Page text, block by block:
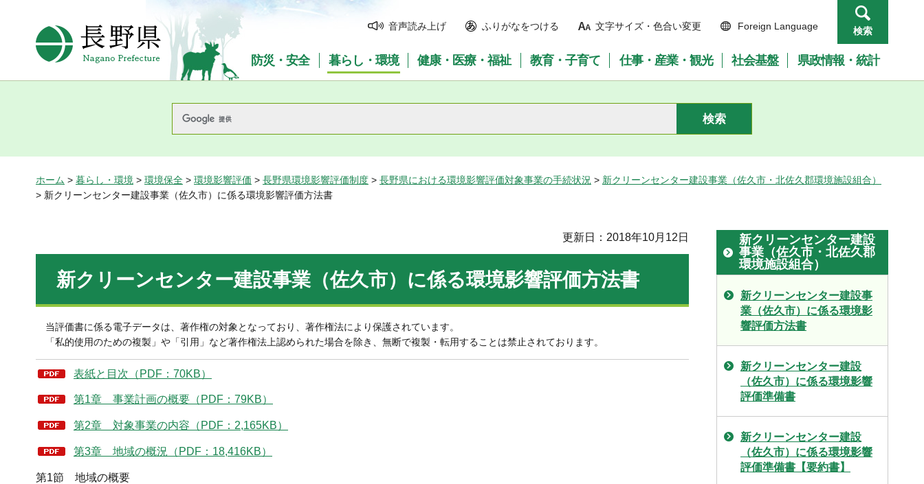
長野県Nagano Prefecture
音声読み上げ ふりがなをつける 文字サイズ・色合い変更 Foreign Language 検索
防災・安全 暮らし・環境 健康・医療・福祉 教育・子育て 仕事・産業・観光 社会基盤 県政情報・統計
ホーム > 暮らし・環境 > 環境保全 > 環境影響評価 > 長野県環境影響評価制度 > 長野県における環境影響評価対象事業の手続状況 > 新クリーンセンター建設事業（佐久市・北佐久郡環境施設組合）
> 新クリーンセンター建設事業（佐久市）に係る環境影響評価方法書
更新日：2018年10月12日
新クリーンセンター建設事業（佐久市）に係る環境影響評価方法書
当評価書に係る電子データは、著作権の対象となっており、著作権法により保護されています。
「私的使用のための複製」や「引用」など著作権法上認められた場合を除き、無断で複製・転用することは禁止されております。
表紙と目次（PDF：70KB）
第1章 事業計画の概要（PDF：79KB）
第2章 対象事業の内容（PDF：2,165KB）
第3章 地域の概況（PDF：18,416KB）
第1節 地域の概要
新クリーンセンター建設
事業（佐久市・北佐久郡
環境施設組合）
新クリーンセンター建設事
業（佐久市）に係る環境影
響評価方法書
新クリーンセンター建設
（佐久市）に係る環境影響
評価準備書
新クリーンセンター建設
（佐久市）に係る環境影響
評価準備書【要約書】